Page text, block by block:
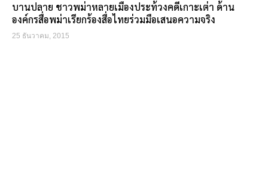
บานปลาย ชาวพม่าหลายเมืองประท้วงคดีเกาะเต่า ด้าน
องค์กรสื่อพม่าเรียกร้องสื่อไทยร่วมมือเสนอความจริง
25 ธันวาคม, 2015